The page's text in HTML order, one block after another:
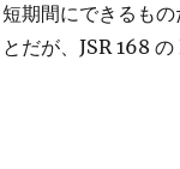
期間にできるも
だが、JSR 168